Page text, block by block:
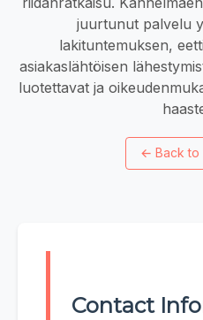
juurtunut palvelu
lakituntemuksen,
asiakaslähtöisen
luotettavat ja
← Back
Contact